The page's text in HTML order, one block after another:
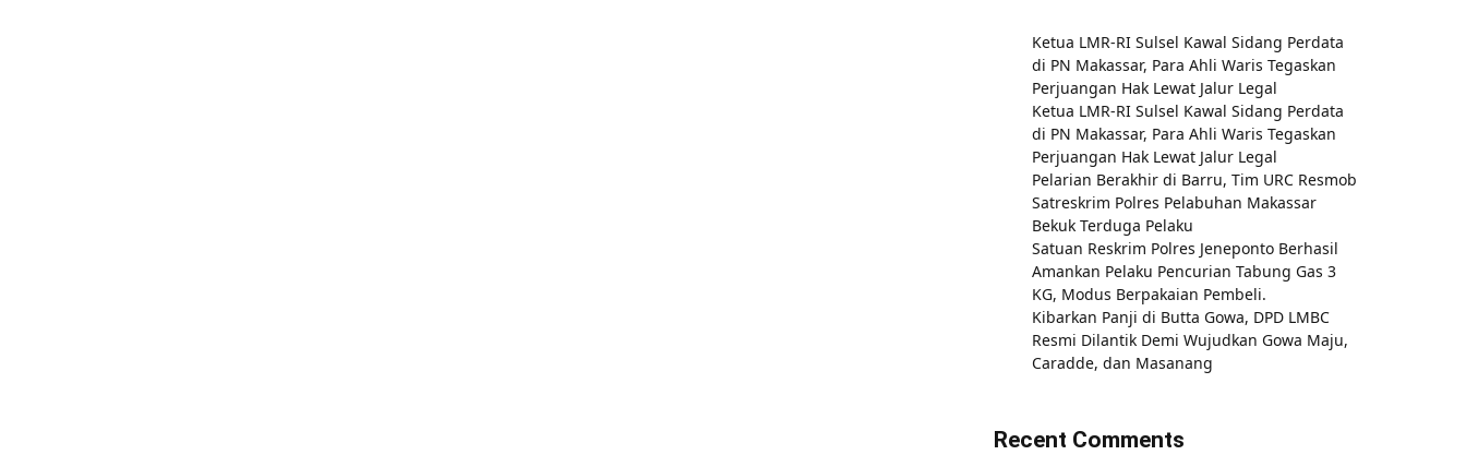
Ketua LMR-RI Sulsel Kawal Sidang Perdata
di PN Makassar, Para Ahli Waris Tegaskan
Perjuangan Hak Lewat Jalur Legal
Ketua LMR-RI Sulsel Kawal Sidang Perdata
di PN Makassar, Para Ahli Waris Tegaskan
Perjuangan Hak Lewat Jalur Legal
Pelarian Berakhir di Barru, Tim URC Resmob
Satreskrim Polres Pelabuhan Makassar
Bekuk Terduga Pelaku
Satuan Reskrim Polres Jeneponto Berhasil
Amankan Pelaku Pencurian Tabung Gas 3
KG, Modus Berpakaian Pembeli.
Kibarkan Panji di Butta Gowa, DPD LMBC
Resmi Dilantik Demi Wujudkan Gowa Maju,
Caradde, dan Masanang
Recent Comments